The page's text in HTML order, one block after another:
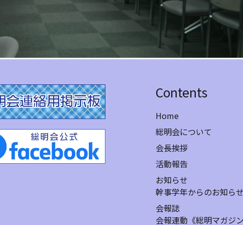
Contents
Home
総明会について
会長挨拶
活動報告
お知らせ
幹事学年からのお知ら
会報誌
会報連動《総明マガジ